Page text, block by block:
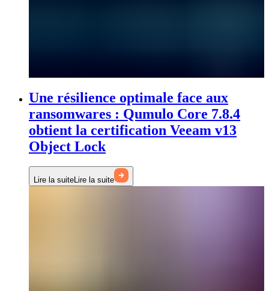
Une résilience optimale face aux
ransomwares : Qumulo Core 7.8.4
obtient la certification Veeam v13
Object Lock
Lire la suiteLire la suite